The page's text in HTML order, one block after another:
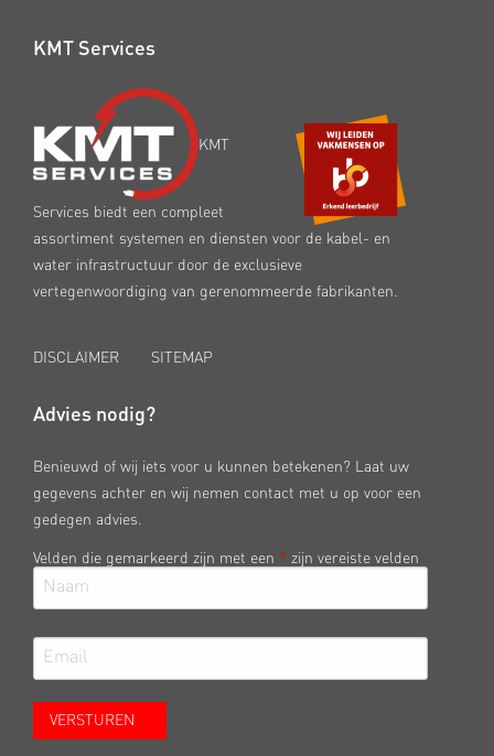
KMT Services
KMT
Services biedt een compleet
assortiment systemen en diensten voor de kabel- en
water infrastructuur door de exclusieve
vertegenwoordiging van gerenommeerde fabrikanten.
DISCLAIMER SITEMAP
Advies nodig?
Benieuwd of wij iets voor u kunnen betekenen? Laat uw
gegevens achter en wij nemen contact met u op voor een
gedegen advies.
Velden die gemarkeerd zijn met een * zijn vereiste velden